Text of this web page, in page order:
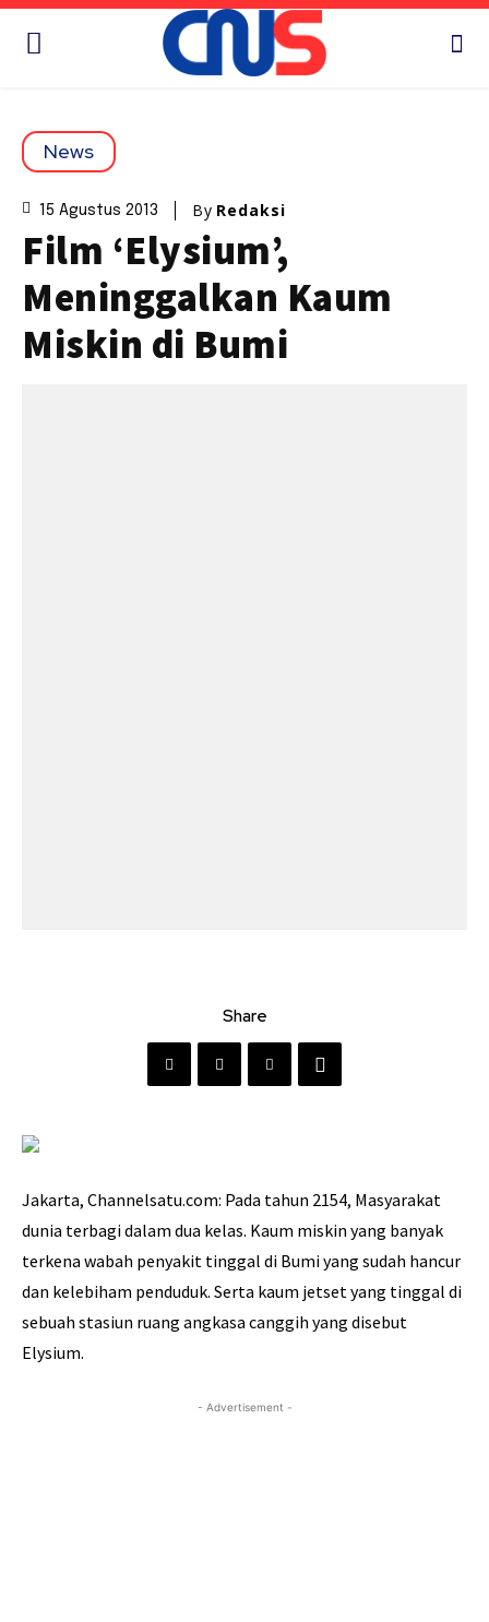
News
15 Agustus 2013 By Redaksi
Film ‘Elysium’,
Meninggalkan Kaum
Miskin di Bumi
Share
Jakarta, Channelsatu.com: Pada tahun 2154, Masyarakat
dunia terbagi dalam dua kelas. Kaum miskin yang banyak
terkena wabah penyakit tinggal di Bumi yang sudah hancur
dan kelebiham penduduk. Serta kaum jetsetyang tinggal di
sebuah stasiun ruang angkasa canggih yang disebut
Elysium.
- Advertisement -